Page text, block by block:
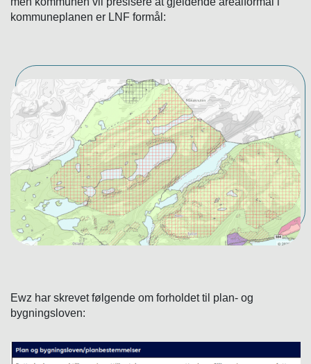
kommuneplanen er LNF formål:
Ewz har skrevet følgende om forholdet til plan- og
bygningsloven: